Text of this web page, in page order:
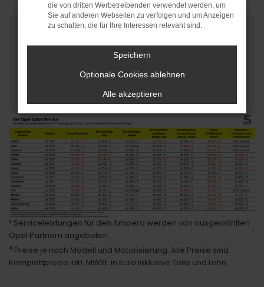
Günstige Verschleißreparaturen für Fahrzeuge
² Serviceleistungen für den Ampera werden von ausgewählten
Opel Partnern angeboten.
4 Preise je nach Modell und Motorisierung. Alle Preise sind
Komplettpreise inkl. MWSt. in Euro inklusive Teile und Lohn.
die von dritten Werbetreibenden verwendet werden, um
Sie auf anderen Webseiten zu verfolgen und um Anzeigen
zu schalten, die für Ihre Interessen relevant sind.
Speichern
Optionale Cookies ablehnen
Alle akzeptieren